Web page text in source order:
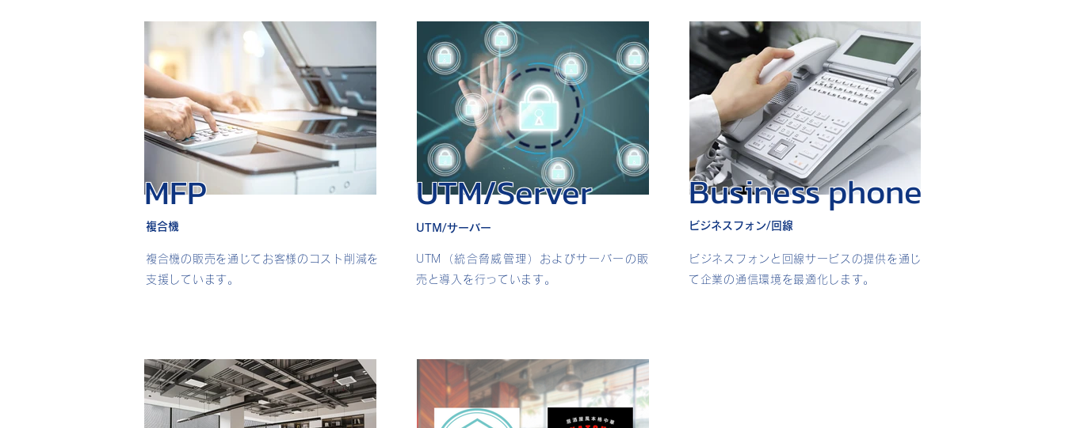
UTM/Server
UTM/サーバー
UTM（統合脅威管理）およびサーバーの販
売と導入を行っています。
Business phone
ビジネスフォン/回線
ビジネスフォンと回線サービスの提供を通じ
て企業の通信環境を最適化します。
MFP
複合機
複合機の販売を通じてお客様のコスト削減を
支援しています。